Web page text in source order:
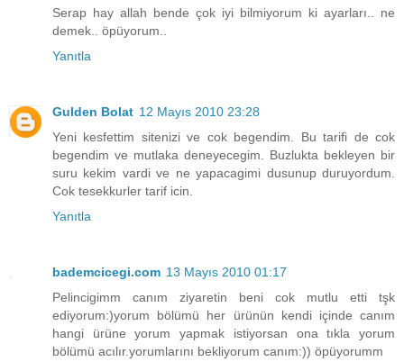
Serap hay allah bende çok iyi bilmiyorum ki ayarları.. ne
demek.. öpüyorum..
Yanıtla
Gulden Bolat 12 Mayıs 2010 23:28
Yeni kesfettim sitenizi ve cok begendim. Bu tarifi de cok
begendim ve mutlaka deneyecegim. Buzlukta bekleyen bir
suru kekim vardi ve ne yapacagimi dusunup duruyordum.
Cok tesekkurler tarif icin.
Yanıtla
bademcicegi.com 13 Mayıs 2010 01:17
Pelincigimm canım ziyaretin beni cok mutlu etti tşk
ediyorum:)yorum bölümü her ürünün kendi içinde canım
hangi ürüne yorum yapmak istiyorsan ona tıkla yorum
bölümü acılır.yorumlarını bekliyorum canım:)) öpüyorumm